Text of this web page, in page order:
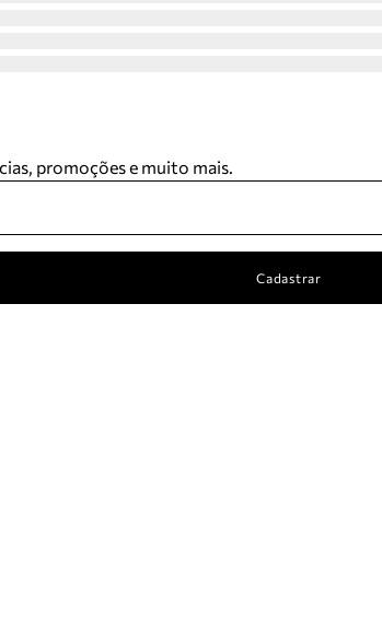
promoções e muito mais.
Cadastrar